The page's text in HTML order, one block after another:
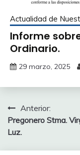
Actualidad de
Informe
Ordinario.
29 marzo, 2025
Navegación
de
entradas
Anterior:
Pregonero Stma.
Luz.